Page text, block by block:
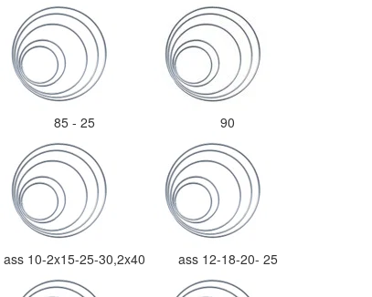
85 - 25 90
ass 10-2x15-25-30,2x40 ass 12-18-20- 25